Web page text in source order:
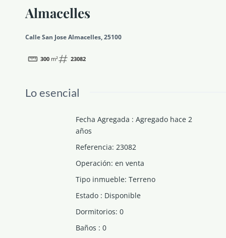
Almacelles
Calle San Jose Almacelles, 25100
300 m² 23082
Lo esencial
Fecha Agregada : Agregado hace 2
años
Referencia: 23082
Operación: en venta
Tipo inmueble: Terreno
Estado : Disponible
Dormitorios: 0
Baños : 0